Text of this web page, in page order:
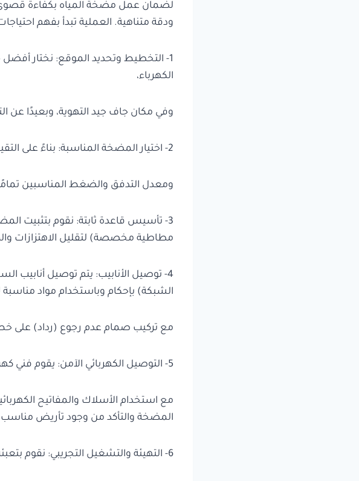
لضمان عمل مضخة المياه بكفاءة
ودقة متناهية. العملية تبدأ بفهم
1- التخطيط وتحديد الموقع: نختار
الكهرباء،
وفي مكان جاف جيد التهوية، وبعيدًا عن
2- اختيار المضخة المناسبة: بناءً على التقييم الأولي، نساعدك في اختيار المضخة ذات القدرة (حصان)،
ومعدل التدفق والضغط المناسبين تمامًا
3- تأسيس قاعدة ثابتة: نقوم بتثبيت
مطاطية مخصصة) لتقليل الاهتزازات
4- توصيل الأنابيب: يتم توصيل أنابيب
الشبكة) بإحكام وباستخدام مواد
مع تركيب صمام عدم رجوع (رداد) على
5- التوصيل الكهربائي الآمن: يقوم فني كهرباء متخصص بتوصيل المضخة بمصدر الطاقة بشكل آمن،
مع استخدام الأسلاك والمفاتيح
المضخة والتأكد من وجود تأريض
6- التهيئة والتشغيل التجريبي: نقوم بتعبئة المضخة وخط السحب بالماء (Priming) إذا لزم الأمر،